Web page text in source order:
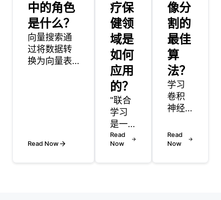
中的角色
是什么？
向量搜索通
过将数据转
换为向量表
选择能够生
Read Now
疗保
健领
域是
如何
应用
的？
"联合
学习
是一
种机
器学
Read
Now
像分
割的
最佳
算
法？
学习
卷积
神经
(cnn)
对于
Read
Now